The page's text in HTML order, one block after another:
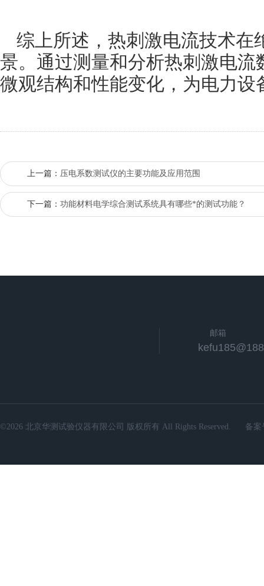
综上所述，热刺激电流技术在
景。通过测量和分析热刺激电
微观结构和性能变化，为电力
上一篇： 压电系数测试仪的主要功能及应用范围
下一篇： 功能材料电学综合测试系统具有哪些*的测试功能？
邮箱
©2026 北京华测试验仪器有限公司 版权所有 All Rights Reserved. 备案